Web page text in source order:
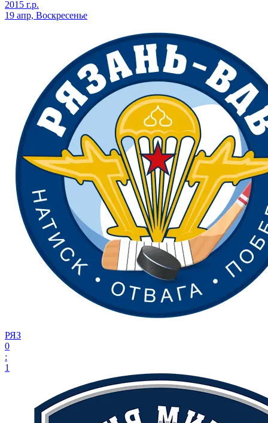
2015 г.р.
19 апр, Воскресенье
РЯЗ
0
:
1